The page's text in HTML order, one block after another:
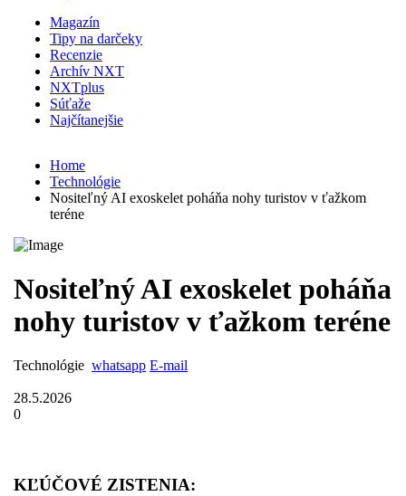
Magazín
Tipy na darčeky
Recenzie
Archív NXT
NXTplus
Súťaže
Najčítanejšie
Home
Technológie
Nositeľný AI exoskelet poháňa nohy turistov v ťažkom
teréne
Nositeľný AI exoskelet poháňa
nohy turistov v ťažkom teréne
Technológie whatsapp E-mail
28.5.2026
0
KĽÚČOVÉ ZISTENIA: